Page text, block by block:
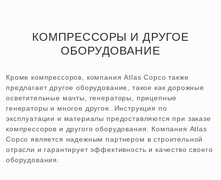
КОМПРЕССОРЫ И ДРУГОЕ
ОБОРУДОВАНИЕ
Кроме компрессоров, компания Atlas Copco также
предлагает другое оборудование, такое как дорожные
осветительные мачты, генераторы, прицепные
генераторы и многое другое. Инструкция по
эксплуатации и материалы предоставляются при заказе
компрессоров и другого оборудования. Компания Atlas
Copco является надежным партнером в строительной
отрасли и гарантирует эффективность и качество своего
оборудования.